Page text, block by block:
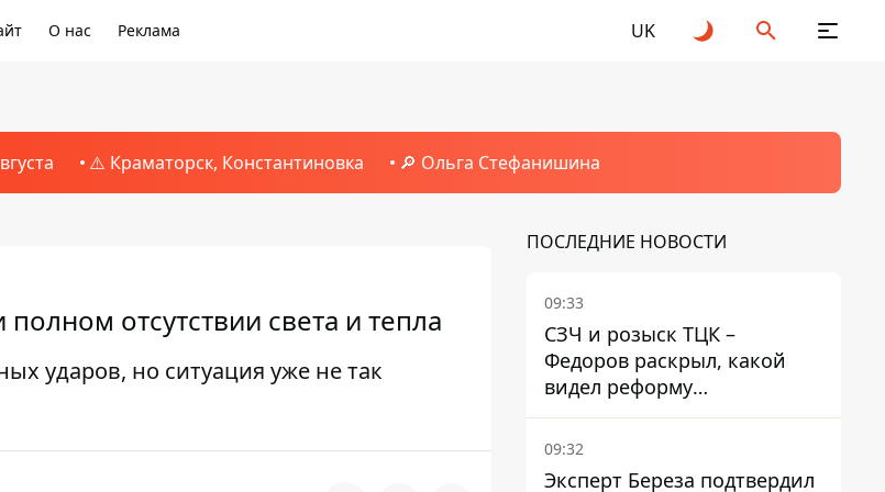
О нас Реклама UK
⚠️ Краматорск, Константиновка 🔎 Ольга Стефанишина
отсутствии света и тепла
ударов, но ситуация уже не так
ПОСЛЕДНИЕ НОВОСТИ
09:33
СЗЧ и розыск ТЦК –
Федоров раскрыл, какой
видел реформу
мобилизации
09:32
Эксперт Береза ​​подтвердил